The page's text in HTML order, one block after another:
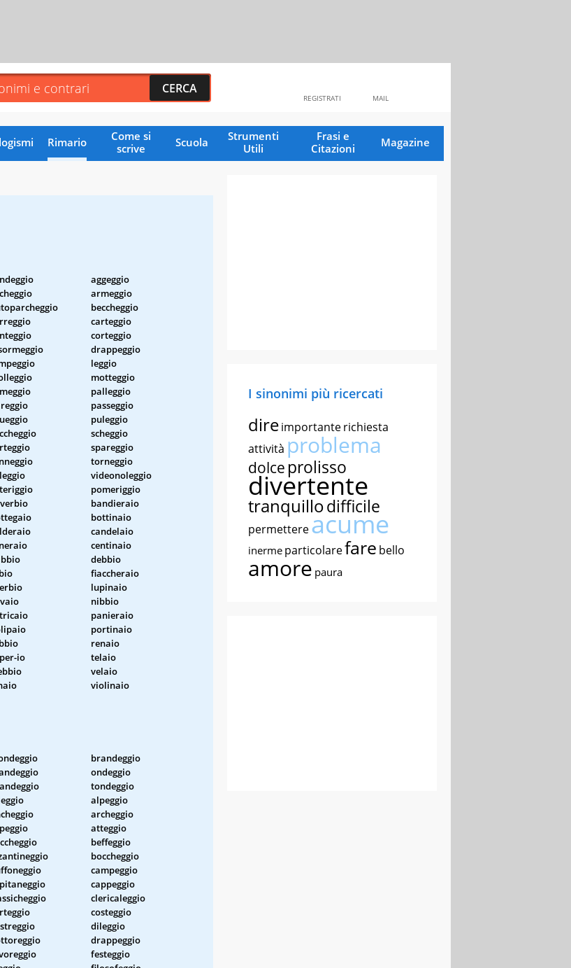
MAIL
REGISTRATI
Rimario
Come si
scrive
Scuola
Strumenti
Utili
Frasi e
Citazioni
Magazine
aggeggio
armeggio
beccheggio
carteggio
corteggio
drappeggio
leggio
motteggio
palleggio
passeggio
puleggio
scheggio
spareggio
torneggio
videonoleggio
pomeriggio
bandieraio
bottinaio
candelaio
centinaio
debbio
fiaccheraio
lupinaio
nibbio
panieraio
portinaio
renaio
io
telaio
velaio
violinaio
brandeggio
ondeggio
tondeggio
alpeggio
archeggio
atteggio
beffeggio
boccheggio
campeggio
cappeggio
clericaleggio
costeggio
dileggio
drappeggio
festeggio
I sinonimi più ricercati
direimportanterichiesta
attività problema
dolce prolisso
divertente
tranquillodifficile
permettereacume
inerme particolarefare bello
amore paura